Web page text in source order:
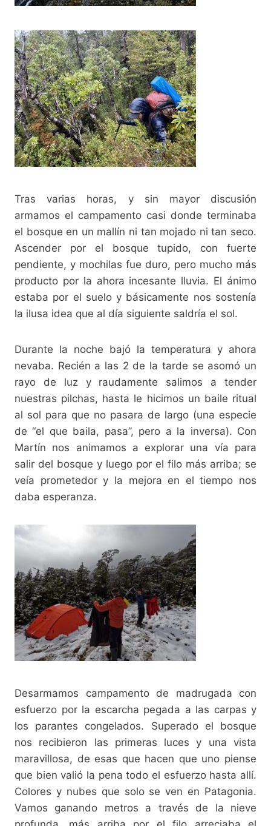
Tras varias horas, y sin mayor discusión
armamos el campamento casi donde terminaba
el bosque en un mallín ni tan mojado ni tan seco.
Ascender por el bosque tupido, con fuerte
pendiente, y mochilas fue duro, pero mucho más
producto por la ahora incesante lluvia. El ánimo
estaba por el suelo y básicamente nos sostenía
la ilusa idea que al día siguiente saldría el sol.
Durante la noche bajó la temperatura y ahora
nevaba. Recién a las 2 de la tarde se asomó un
rayo de luz y raudamente salimos a tender
nuestras pilchas, hasta le hicimos un baile ritual
al sol para que no pasara de largo (una especie
de “el que baila, pasa”, pero a la inversa). Con
Martín nos animamos a explorar una vía para
salir del bosque y luego por el filo más arriba; se
veía prometedor y la mejora en el tiempo nos
daba esperanza.
Desarmamos campamento de madrugada con
esfuerzo por la escarcha pegada a las carpas y
los parantes congelados. Superado el bosque
nos recibieron las primeras luces y una vista
maravillosa, de esas que hacen que uno piense
que bien valió la pena todo el esfuerzo hasta allí.
Colores y nubes que solo se ven en Patagonia.
Vamos ganando metros a través de la nieve